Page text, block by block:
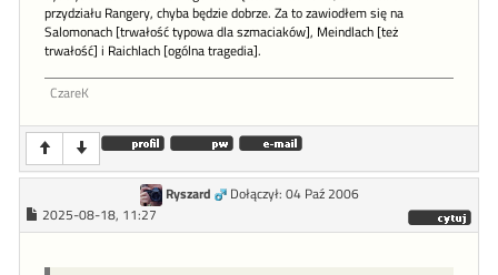
przydziału Rangery, chyba będzie dobrze. Za to zawiodłem się na
Salomonach [trwałość typowa dla szmaciaków], Meindlach [też
trwałość] i Raichlach [ogólna tragedia].
CzareK
Ryszard
Dołączył: 04 Paź 2006
2025-08-18, 11:27